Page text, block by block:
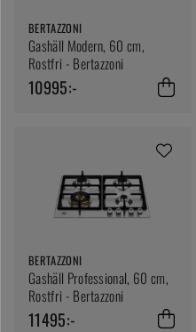
BERTAZZONI
Gashäll Modern, 60 cm,
Rostfri - Bertazzoni
10995:-
BERTAZZONI
Gashäll Professional, 60 cm,
Rostfri - Bertazzoni
11495:-